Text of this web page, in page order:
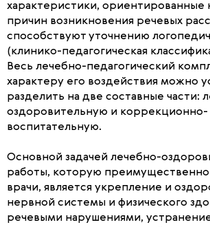
характеристики, ориентированные
причин возникновения речевых
способствуют уточнению
(клинико-педагогическая
Весь лечебно-педагогический
характеру его воздействия можно
разделить на две составные части:
оздоровительную и коррекционно-
воспитательную.
Основной задачей лечебно-
работы, которую
врачи, является укрепление и
нервной системы и физического
речевыми нарушениями,